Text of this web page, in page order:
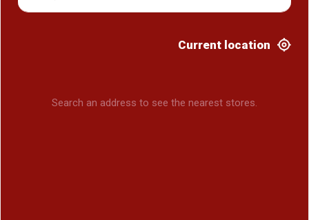
Current location
Search an address to see the nearest stores.